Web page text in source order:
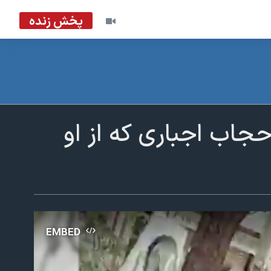
پخش زنده
اجباری که از او
EMBED